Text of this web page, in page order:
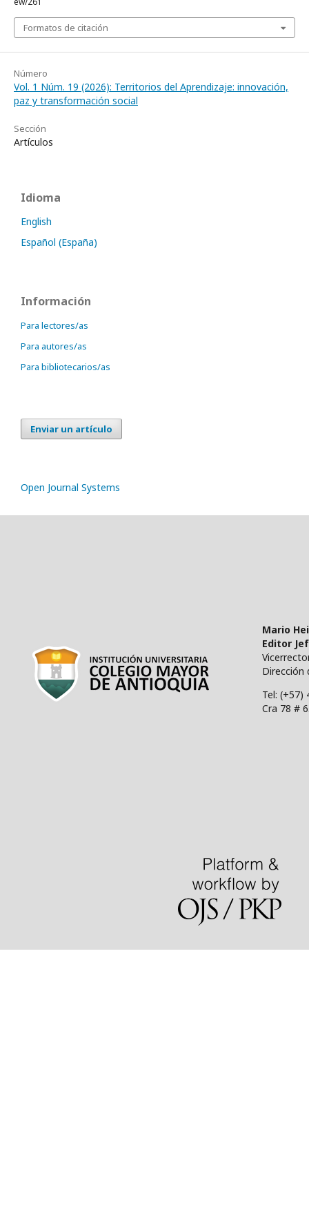
Formatos de citación
Número
Vol. 1 Núm. 19 (2026): Territorios del Aprendizaje: innovación,
paz y transformación social
Sección
Artículos
Idioma
English
Español (España)
Información
Para lectores/as
Para autores/as
Para bibliotecarios/as
Enviar un artículo
Open Journal Systems
Mario
Editor
Dirección
Tel: (+57)
Cra 78 #